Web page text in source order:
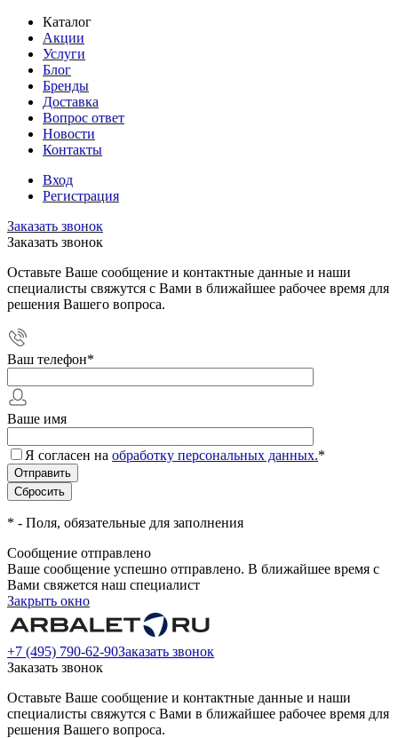
Каталог
Акции
Услуги
Блог
Бренды
Доставка
Вопрос ответ
Новости
Контакты
Вход
Регистрация
Заказать звонок
Заказать звонок
Оставьте Ваше сообщение и контактные данные и наши
специалисты свяжутся с Вами в ближайшее рабочее время для
решения Вашего вопроса.
Ваш телефон*
Ваше имя
Я согласен на обработку персональных данных.*
* - Поля, обязательные для заполнения
Сообщение отправлено
Ваше сообщение успешно отправлено. В ближайшее время с
Вами свяжется наш специалист
Закрыть окно
+7 (495) 790-62-90Заказать звонок
Заказать звонок
Оставьте Ваше сообщение и контактные данные и наши
специалисты свяжутся с Вами в ближайшее рабочее время для
решения Вашего вопроса.